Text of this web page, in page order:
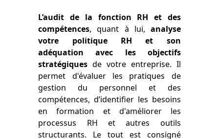
L’audit de la fonction RH et des
compétences, quant à lui, analyse
votre politique RH et son
adéquation avec les objectifs
stratégiques de votre entreprise. Il
permet d'évaluer les pratiques de
gestion du personnel et des
compétences, d’identifier les besoins
en formation et d'améliorer les
processus RH et autres outils
structurants. Le tout est consigné